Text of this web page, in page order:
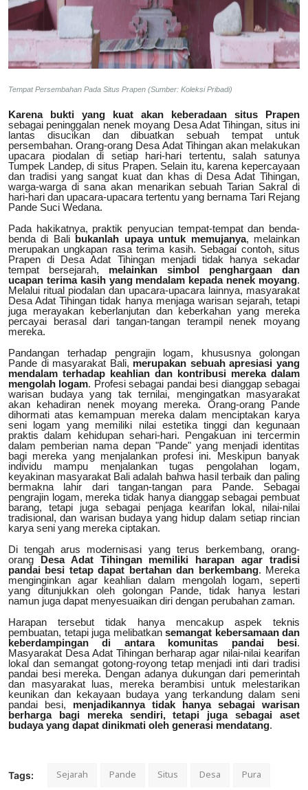
Tempat Persembahan Pada Situs Prapen (Sumber: Koleksi Pribadi)
Karena bukti yang kuat akan keberadaan situs Prapen
sebagai peninggalan nenek moyang Desa Adat Tihingan, situs ini
lantas disucikan dan dibuatkan sebuah tempat untuk
persembahan. Orang-orang Desa Adat Tihingan akan melakukan
upacara piodalan di setiap hari-hari tertentu, salah satunya
Tumpek Landep, di situs Prapen. Selain itu, karena kepercayaan
dan tradisi yang sangat kuat dan khas di Desa Adat Tihingan,
warga-warga di sana akan menarikan sebuah Tarian Sakral di
hari-hari dan upacara-upacara tertentu yang bernama Tari Rejang
Pande Suci Wedana.
Pada hakikatnya, praktik penyucian tempat-tempat dan benda-
benda di Bali bukanlah upaya untuk memujanya, melainkan
merupakan ungkapan rasa terima kasih. Sebagai contoh, situs
Prapen di Desa Adat Tihingan menjadi tidak hanya sekadar
tempat bersejarah, melainkan simbol penghargaan dan
ucapan terima kasih yang mendalam kepada nenek moyang.
Melalui ritual piodalan dan upacara-upacara lainnya, masyarakat
Desa Adat Tihingan tidak hanya menjaga warisan sejarah, tetapi
juga merayakan keberlanjutan dan keberkahan yang mereka
percayai berasal dari tangan-tangan terampil nenek moyang
mereka.
Pandangan terhadap pengrajin logam, khususnya golongan
Pande di masyarakat Bali, merupakan sebuah apresiasi yang
mendalam terhadap keahlian dan kontribusi mereka dalam
mengolah logam. Profesi sebagai pandai besi dianggap sebagai
warisan budaya yang tak ternilai, mengingatkan masyarakat
akan kehadiran nenek moyang mereka. Orang-orang Pande
dihormati atas kemampuan mereka dalam menciptakan karya
seni logam yang memiliki nilai estetika tinggi dan kegunaan
praktis dalam kehidupan sehari-hari. Pengakuan ini tercermin
dalam pemberian nama depan "Pande" yang menjadi identitas
bagi mereka yang menjalankan profesi ini. Meskipun banyak
individu mampu menjalankan tugas pengolahan logam,
keyakinan masyarakat Bali adalah bahwa hasil terbaik dan paling
bermakna lahir dari tangan-tangan para Pande. Sebagai
pengrajin logam, mereka tidak hanya dianggap sebagai pembuat
barang, tetapi juga sebagai penjaga kearifan lokal, nilai-nilai
tradisional, dan warisan budaya yang hidup dalam setiap rincian
karya seni yang mereka ciptakan.
Di tengah arus modernisasi yang terus berkembang, orang-
orang Desa Adat Tihingan memiliki harapan agar tradisi
pandai besi tetap dapat bertahan dan berkembang. Mereka
menginginkan agar keahlian dalam mengolah logam, seperti
yang ditunjukkan oleh golongan Pande, tidak hanya lestari
namun juga dapat menyesuaikan diri dengan perubahan zaman.
Harapan tersebut tidak hanya mencakup aspek teknis
pembuatan, tetapi juga melibatkan semangat kebersamaan dan
keberdampingan di antara komunitas pandai besi.
Masyarakat Desa Adat Tihingan berharap agar nilai-nilai kearifan
lokal dan semangat gotong-royong tetap menjadi inti dari tradisi
pandai besi mereka. Dengan adanya dukungan dari pemerintah
dan masyarakat luas, mereka berambisi untuk melestarikan
keunikan dan kekayaan budaya yang terkandung dalam seni
pandai besi, menjadikannya tidak hanya sebagai warisan
berharga bagi mereka sendiri, tetapi juga sebagai aset
budaya yang dapat dinikmati oleh generasi mendatang.
Tags: Sejarah Pande Situs Desa Pura